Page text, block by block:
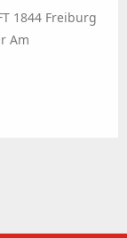
1844 Freiburg
Am